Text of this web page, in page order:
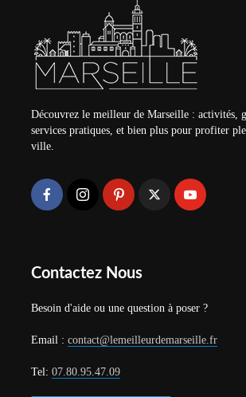
Découvrez le meilleur de Marseille : activités,
services pratiques, et bien plus pour profiter
ville.
Contactez Nous
Besoin d'aide ou une question à poser ?
Email : contact@lemeilleurdemarseille.fr
Tel: 07.80.95.47.09